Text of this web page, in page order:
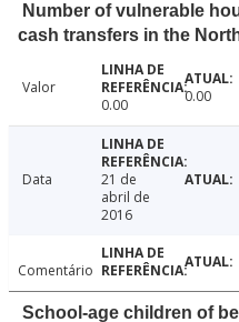
Number of vulnerable
cash transfers in the
Valor
0.00
0.00
Data
21 de
abril de
2016
Comentário
School-age children of